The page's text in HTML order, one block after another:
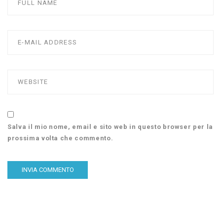
Salva il mio nome, email e sito web in questo browser per la
prossima volta che commento.